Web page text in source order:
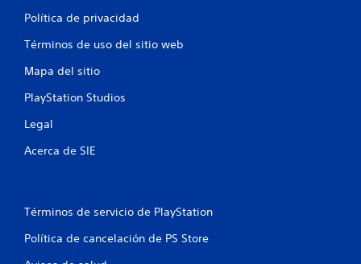
Política de privacidad
Términos de uso del sitio web
Mapa del sitio
PlayStation Studios
Legal
Acerca de SIE
Términos de servicio de PlayStation
Política de cancelación de PS Store